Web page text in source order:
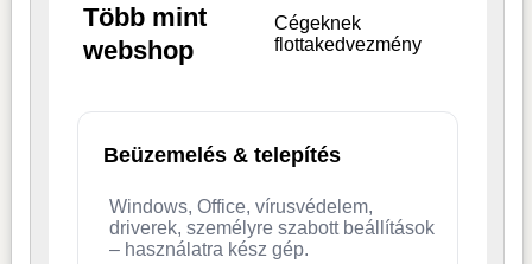
Több mint
webshop
Cégeknek
flottakedvezmény
Beüzemelés & telepítés
Windows, Office, vírusvédelem,
driverek, személyre szabott beállítások
– használatra kész gép.